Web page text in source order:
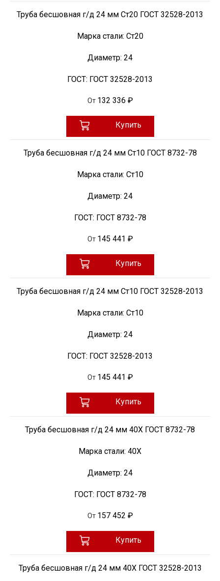
Труба бесшовная г/д 24 мм Ст20 ГОСТ 32528-2013
Марка стали: Ст20
Диаметр: 24
ГОСТ: ГОСТ 32528-2013
От 132 336 ₽
Купить
Труба бесшовная г/д 24 мм Ст10 ГОСТ 8732-78
Марка стали: Ст10
Диаметр: 24
ГОСТ: ГОСТ 8732-78
От 145 441 ₽
Купить
Труба бесшовная г/д 24 мм Ст10 ГОСТ 32528-2013
Марка стали: Ст10
Диаметр: 24
ГОСТ: ГОСТ 32528-2013
От 145 441 ₽
Купить
Труба бесшовная г/д 24 мм 40Х ГОСТ 8732-78
Марка стали: 40Х
Диаметр: 24
ГОСТ: ГОСТ 8732-78
От 157 452 ₽
Купить
Труба бесшовная г/д 24 мм 40Х ГОСТ 32528-2013